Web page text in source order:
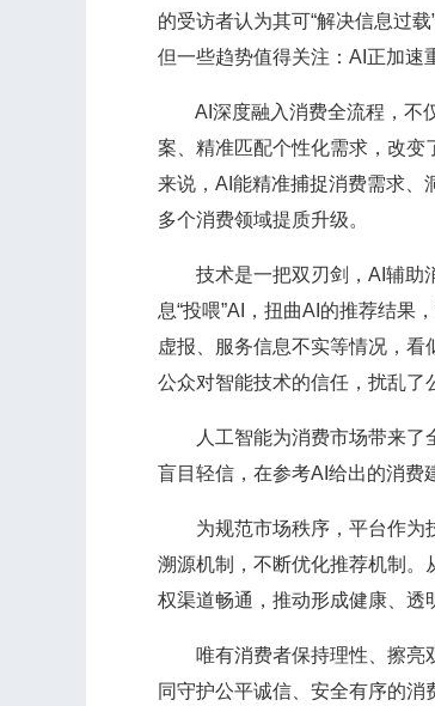
的受访者认为其可“解决信息过
但一些趋势值得关注：AI正加速
AI深度融入消费全流程，不仅
案、精准匹配个性化需求，改变
来说，AI能精准捕捉消费需求、
多个消费领域提质升级。
技术是一把双刃剑，AI辅助消
息“投喂”AI，扭曲AI的推荐结果
虚报、服务信息不实等情况，
公众对智能技术的信任，扰乱了
人工智能为消费市场带来了全
盲目轻信，在参考AI给出的消费
为规范市场秩序，平台作为技
溯源机制，不断优化推荐机制。
权渠道畅通，推动形成健康、透
唯有消费者保持理性、擦亮双
同守护公平诚信、安全有序的消